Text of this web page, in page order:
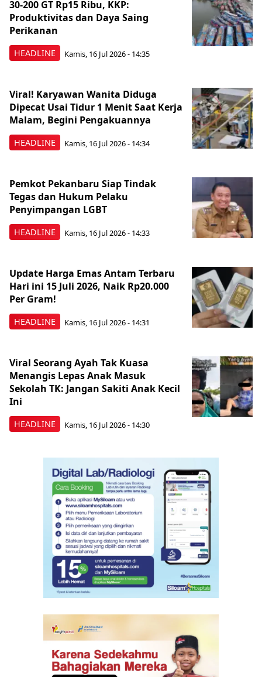
HEADLINE
30-200 GT Rp15 Ribu, KKP:
Produktivitas dan Daya Saing
Perikanan
Kamis, 16 Jul 2026 - 14:35
HEADLINE
Viral! Karyawan Wanita Diduga
Dipecat Usai Tidur 1 Menit Saat Kerja
Malam, Begini Pengakuannya
Kamis, 16 Jul 2026 - 14:34
HEADLINE
Pemkot Pekanbaru Siap Tindak
Tegas dan Hukum Pelaku
Penyimpangan LGBT
Kamis, 16 Jul 2026 - 14:33
HEADLINE
Update Harga Emas Antam Terbaru
Hari ini 15 Juli 2026, Naik Rp20.000
Per Gram!
Kamis, 16 Jul 2026 - 14:31
HEADLINE
Viral Seorang Ayah Tak Kuasa
Menangis Lepas Anak Masuk
Sekolah TK: Jangan Sakiti Anak Kecil
Ini
Kamis, 16 Jul 2026 - 14:30